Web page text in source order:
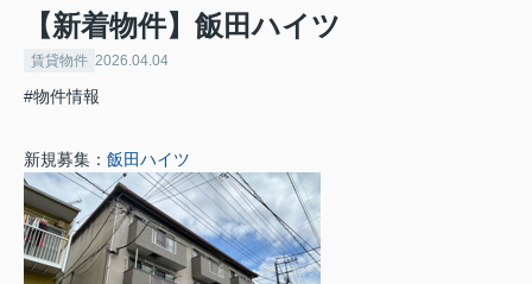
【新着物件】飯田ハイツ
賃貸物件 2026.04.04
#物件情報
新規募集： 飯田ハイツ